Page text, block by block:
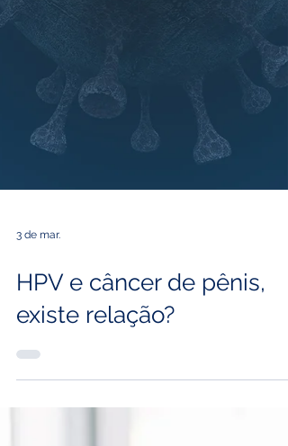
3 de mar.
existe relação?